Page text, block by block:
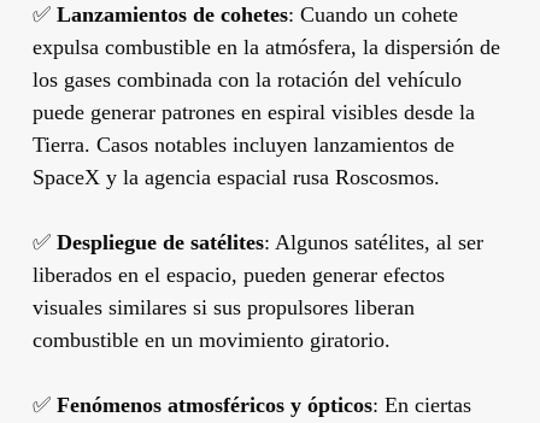
✅ Lanzamientos de cohetes: Cuando un cohete
expulsa combustible en la atmósfera, la dispersión de
los gases combinada con la rotación del vehículo
puede generar patrones en espiral visibles desde la
Tierra. Casos notables incluyen lanzamientos de
SpaceX y la agencia espacial rusa Roscosmos.
✅ Despliegue de satélites: Algunos satélites, al ser
liberados en el espacio, pueden generar efectos
visuales similares si sus propulsores liberan
combustible en un movimiento giratorio.
✅ Fenómenos atmosféricos y ópticos: En ciertas